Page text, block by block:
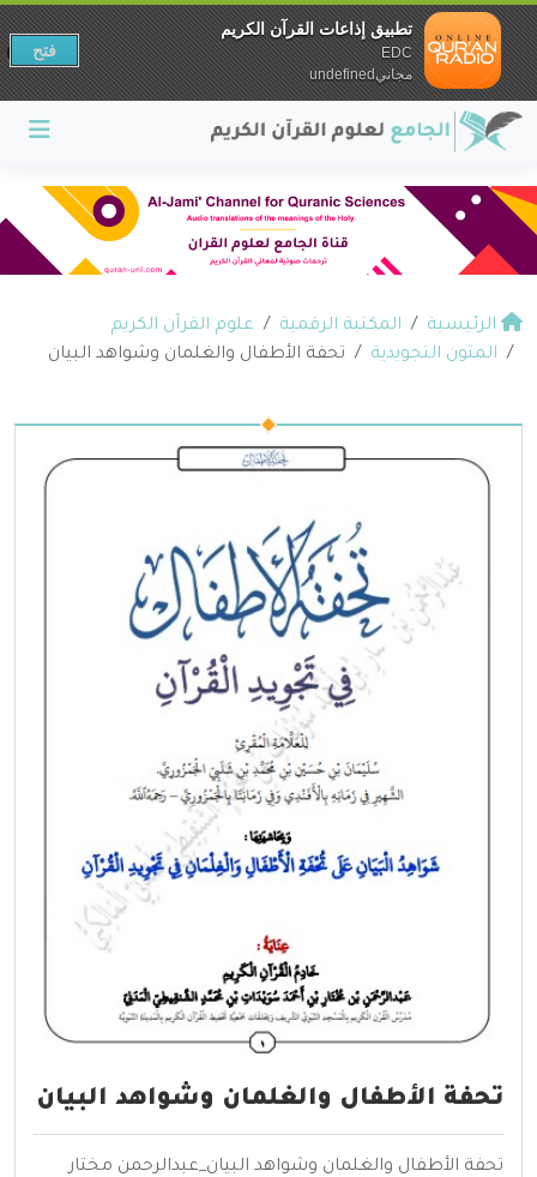
الرئيسية المكتبة الرقمية
علوم القرآن الكريم
المتون التجويدية
تحفة الأطفال والغلمان وشواهد البيان
تحفة الأطفال والغلمان وشواهد البيان
تحفة الأطفال والغلمان وشواهد البيان_عبدالرحمن مختار
تطبيق إذاعات القرآن الكريم
EDC
مجانيundefined
فتح